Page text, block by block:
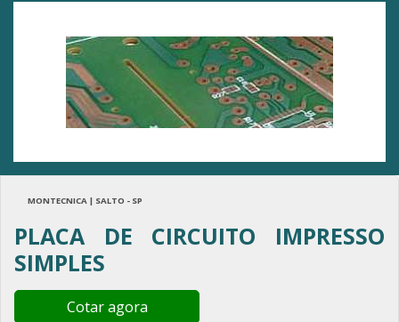
MONTECNICA | SALTO - SP
PLACA DE CIRCUITO IMPRESSO
SIMPLES
Cotar agora